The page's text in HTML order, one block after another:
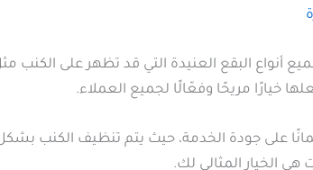
أنواع البقع العنيدة التي قد تظهر على
خيارًا مريحًا وفعّالًا لجميع العملاء.
على جودة الخدمة، حيث يتم تنظيف الكنب
الخيار المثالي لك.